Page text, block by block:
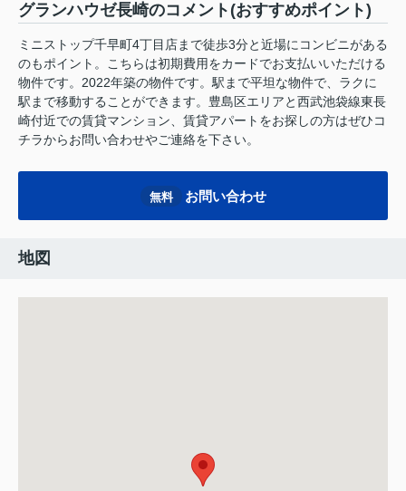
グランハウゼ長崎のコメント(おすすめポイント)
ミニストップ千早町4丁目店まで徒歩3分と近場にコンビニがある
のもポイント。こちらは初期費用をカードでお支払いいただける
物件です。2022年築の物件です。駅まで平坦な物件で、ラクに
駅まで移動することができます。豊島区エリアと西武池袋線東長
崎付近での賃貸マンション、賃貸アパートをお探しの方はぜひコ
チラからお問い合わせやご連絡を下さい。
無料 お問い合わせ
地図